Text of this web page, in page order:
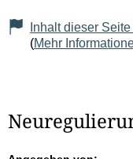
Inhalt dieser
(Mehr